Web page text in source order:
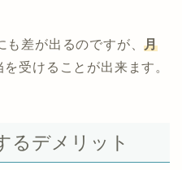
も差が出るのですが、月
を受けることが出来ます。
るデメリット